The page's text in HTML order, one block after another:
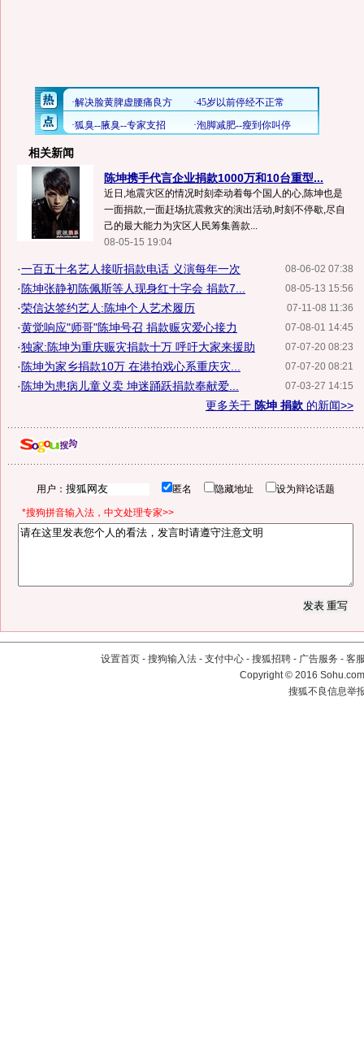
相关新闻
陈坤携手代言企业捐款1000万和10台重型...
近日,地震灾区的情况时刻牵动着每个国人的心,陈坤也是
一面捐款,一面赶场抗震救灾的演出活动,时刻不停歇,尽自
己的最大能力为灾区人民筹集善款...
08-05-15 19:04
08-06-02 07:38
·一百五十名艺人接听捐款电话 义演每年一次
08-05-13 15:56
· 陈坤张静初陈佩斯等人现身红十字会 捐款7...
07-11-08 11:36
·荣信达签约艺人:陈坤个人艺术履历
07-08-01 14:45
·黄觉响应"师哥"陈坤号召 捐款赈灾爱心接力
07-07-20 08:23
·独家:陈坤为重庆赈灾捐款十万 呼吁大家来援助
07-07-20 08:21
· 陈坤为家乡捐款10万 在港拍戏心系重庆灾...
07-03-27 14:15
· 陈坤为患病儿童义卖 坤迷踊跃捐款奉献爱...
更多关于 陈坤 捐款 的新闻>>
用户： 匿名 隐藏地址 设为辩论话题
*搜狗拼音输入法，中文处理专家>>
设置首页 - 搜狗输入法 - 支付中心 - 搜狐招聘 - 广告服务 - 客
Copyright©2016
搜狐不良信息举